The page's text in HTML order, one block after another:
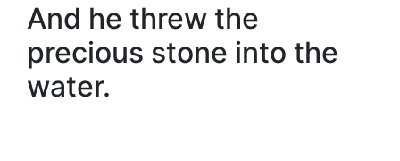
And he threw the
precious stone into the
water.